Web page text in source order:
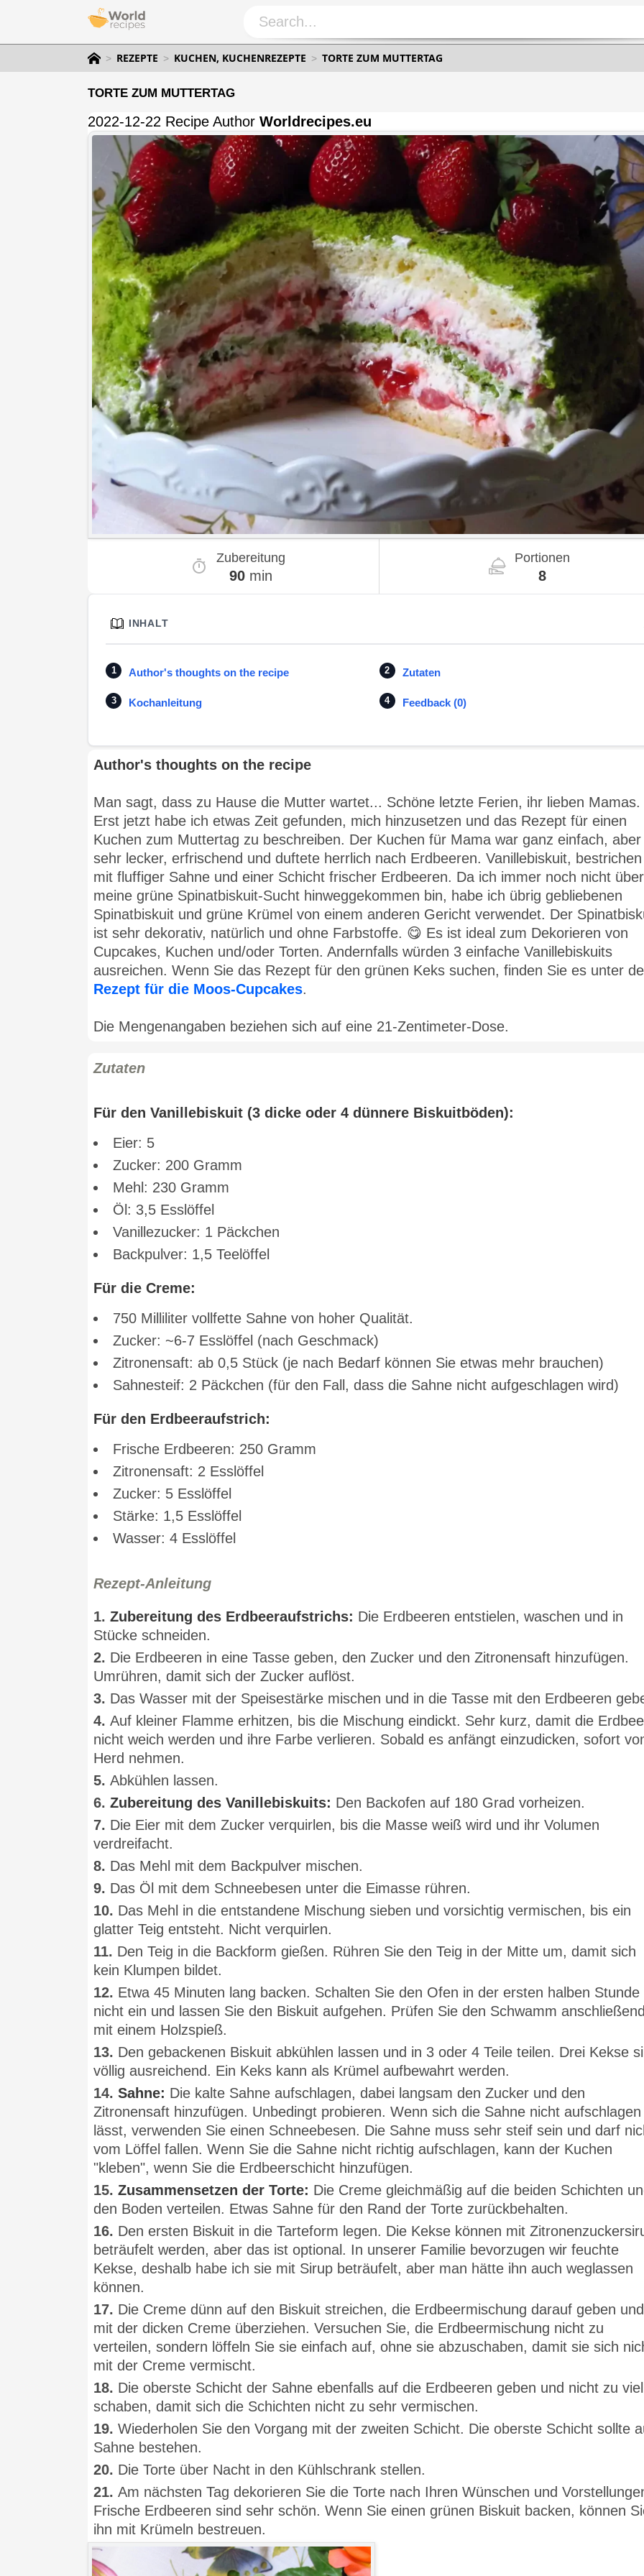
REZEPTE KUCHEN, KUCHENREZEPTE TORTE ZUM MUTTERTAG
TORTE ZUM MUTTERTAG
2022-12-22 Recipe Author Worldrecipes.eu
Zubereitung
90min
Portionen
8
INHALT
Author's thoughts on the recipe Zutaten
Kochanleitung Feedback (0)
Author's thoughts on the recipe
Man sagt, dass zu Hause die Mutter wartet... Schöne letzte Ferien, ihr lieben Mamas.
Erst jetzt habe ich etwas Zeit gefunden, mich hinzusetzen und das Rezept für einen
Kuchen zum Muttertag zu beschreiben. Der Kuchen für Mama war ganz einfach, aber
sehr lecker, erfrischend und duftete herrlich nach Erdbeeren. Vanillebiskuit, bestrichen
mit fluffiger Sahne und einer Schicht frischer Erdbeeren. Da ich immer noch nicht über
meine grüne Spinatbiskuit-Sucht hinweggekommen bin, habe ich übrig gebliebenen
Spinatbiskuit und grüne Krümel von einem anderen Gericht verwendet. Der
ist sehr dekorativ, natürlich und ohne Farbstoffe. 😋 Es ist ideal zum Dekorieren von
Cupcakes, Kuchen und/oder Torten. Andernfalls würden 3 einfache Vanillebiskuits
ausreichen. Wenn Sie das Rezept für den grünen Keks suchen, finden Sie es unter
Rezept für die Moos-Cupcakes.
Die Mengenangaben beziehen sich auf eine 21-Zentimeter-Dose.
Zutaten
Für den Vanillebiskuit (3 dicke oder 4 dünnere Biskuitböden):
Eier: 5
Zucker: 200 Gramm
Mehl: 230 Gramm
Öl: 3,5 Esslöffel
Vanillezucker: 1 Päckchen
Backpulver: 1,5 Teelöffel
Für die Creme:
750 Milliliter vollfette Sahne von hoher Qualität.
Zucker: ~6-7 Esslöffel (nach Geschmack)
Zitronensaft: ab 0,5 Stück (je nach Bedarf können Sie etwas mehr brauchen)
Sahnesteif: 2 Päckchen (für den Fall, dass die Sahne nicht aufgeschlagen wird)
Für den Erdbeeraufstrich:
Frische Erdbeeren: 250 Gramm
Zitronensaft: 2 Esslöffel
Zucker: 5 Esslöffel
Stärke: 1,5 Esslöffel
Wasser: 4 Esslöffel
Rezept-Anleitung
1. Zubereitung des Erdbeeraufstrichs: Die Erdbeeren entstielen, waschen und in
Stücke schneiden.
2. Die Erdbeeren in eine Tasse geben, den Zucker und den Zitronensaft hinzufügen.
Umrühren, damit sich der Zucker auflöst.
3. Das Wasser mit der Speisestärke mischen und in die Tasse mit den Erdbeeren
4. Auf kleiner Flamme erhitzen, bis die Mischung eindickt. Sehr kurz, damit die
nicht weich werden und ihre Farbe verlieren. Sobald es anfängt einzudicken, sofort
Herd nehmen.
5. Abkühlen lassen.
6. Zubereitung des Vanillebiskuits: Den Backofen auf 180 Grad vorheizen.
7. Die Eier mit dem Zucker verquirlen, bis die Masse weiß wird und ihr Volumen
verdreifacht.
8. Das Mehl mit dem Backpulver mischen.
9. Das Öl mit dem Schneebesen unter die Eimasse rühren.
10. Das Mehl in die entstandene Mischung sieben und vorsichtig vermischen, bis ein
glatter Teig entsteht. Nicht verquirlen.
11. Den Teig in die Backform gießen. Rühren Sie den Teig in der Mitte um, damit sich
kein Klumpen bildet.
12. Etwa 45 Minuten lang backen. Schalten Sie den Ofen in der ersten halben Stunde
nicht ein und lassen Sie den Biskuit aufgehen. Prüfen Sie den Schwamm
mit einem Holzspieß.
13. Den gebackenen Biskuit abkühlen lassen und in 3 oder 4 Teile teilen. Drei Kekse
völlig ausreichend. Ein Keks kann als Krümel aufbewahrt werden.
14. Sahne: Die kalte Sahne aufschlagen, dabei langsam den Zucker und den
Zitronensaft hinzufügen. Unbedingt probieren. Wenn sich die Sahne nicht aufschlagen
lässt, verwenden Sie einen Schneebesen. Die Sahne muss sehr steif sein und darf
vom Löffel fallen. Wenn Sie die Sahne nicht richtig aufschlagen, kann der Kuchen
"kleben", wenn Sie die Erdbeerschicht hinzufügen.
15. Zusammensetzen der Torte: Die Creme gleichmäßig auf die beiden Schichten
den Boden verteilen. Etwas Sahne für den Rand der Torte zurückbehalten.
16. Den ersten Biskuit in die Tarteform legen. Die Kekse können mit
beträufelt werden, aber das ist optional. In unserer Familie bevorzugen wir feuchte
Kekse, deshalb habe ich sie mit Sirup beträufelt, aber man hätte ihn auch weglassen
können.
17. Die Creme dünn auf den Biskuit streichen, die Erdbeermischung darauf geben und
mit der dicken Creme überziehen. Versuchen Sie, die Erdbeermischung nicht zu
verteilen, sondern löffeln Sie sie einfach auf, ohne sie abzuschaben, damit sie sich
mit der Creme vermischt.
18. Die oberste Schicht der Sahne ebenfalls auf die Erdbeeren geben und nicht zu viel
schaben, damit sich die Schichten nicht zu sehr vermischen.
19. Wiederholen Sie den Vorgang mit der zweiten Schicht. Die oberste Schicht sollte
Sahne bestehen.
20. Die Torte über Nacht in den Kühlschrank stellen.
21. Am nächsten Tag dekorieren Sie die Torte nach Ihren Wünschen und
Frische Erdbeeren sind sehr schön. Wenn Sie einen grünen Biskuit backen, können
ihn mit Krümeln bestreuen.